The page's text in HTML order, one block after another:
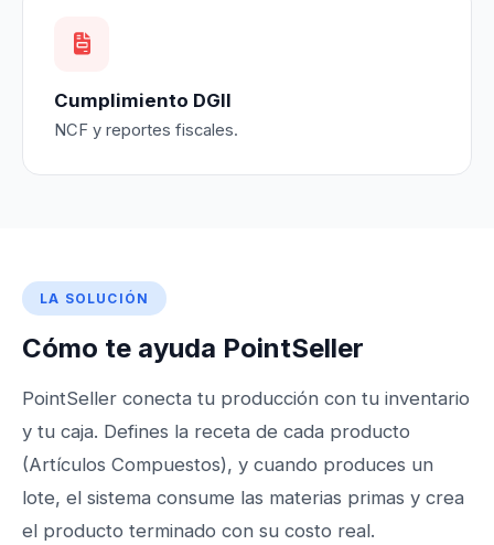
Cumplimiento DGII
NCF y reportes fiscales.
LA SOLUCIÓN
Cómo te ayuda PointSeller
PointSeller conecta tu producción con tu inventario
y tu caja. Defines la receta de cada producto
(Artículos Compuestos), y cuando produces un
lote, el sistema consume las materias primas y crea
el producto terminado con su costo real.